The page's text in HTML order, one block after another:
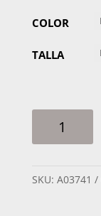
COLOR
TALLA
HOMBRE
24WTVCR
SKU: A03741